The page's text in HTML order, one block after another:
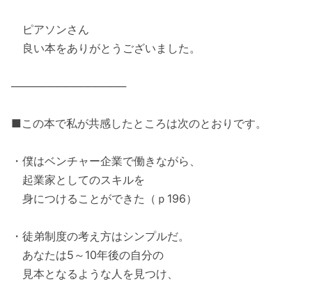
ピアソンさん
良い本をありがとうございました。
───────────────
■この本で私が共感したところは次のとおりです。
・僕はベンチャー企業で働きながら、
起業家としてのスキルを
身につけることができた（ｐ196）
・徒弟制度の考え方はシンプルだ。
あなたは5～10年後の自分の
見本となるような人を見つけ、